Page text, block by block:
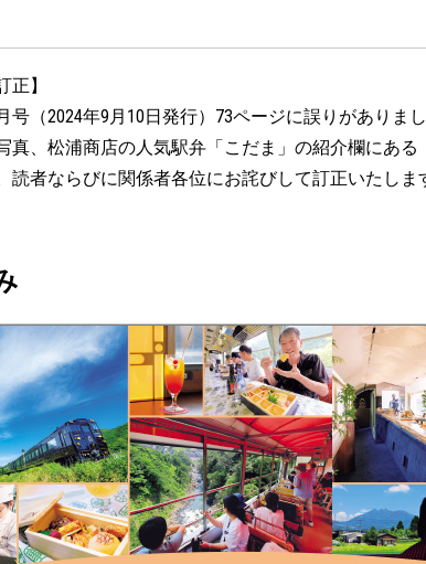
正】
号（2024年9月10日発行）73ページに誤りがありまし
真、松浦商店の人気駅弁「こだま」の紹介欄にあ
読者ならびに関係者各位にお詫びして訂正いたしま